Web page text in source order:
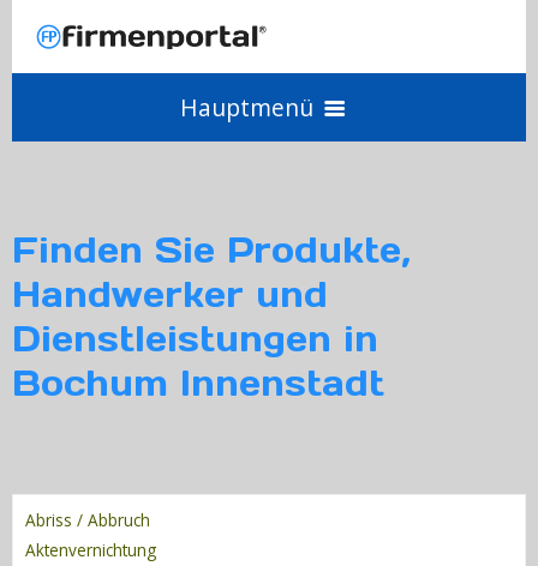
Hauptmenü
Anbieter werden
Login
Finden Sie Produkte,
Handwerker und
Dienstleistungen in
Bochum Innenstadt
Abriss / Abbruch
Aktenvernichtung